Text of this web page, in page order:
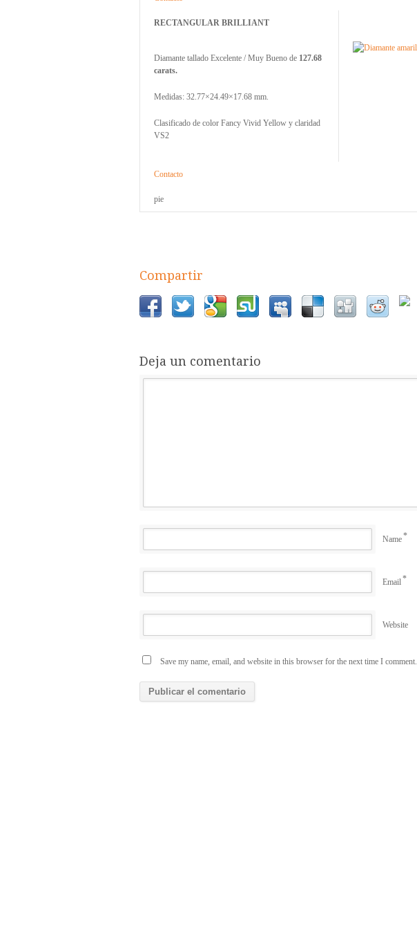
RECTANGULAR BRILLIANT
Diamante tallado Excelente / Muy Bueno de 127.68
carats.
Medidas: 32.77×24.49×17.68 mm.
Clasificado de color Fancy Vivid Yellow y claridad
VS2
Contacto
pie
Compartir
Deja un comentario
Name*
Email*
Website
Save my name, email, and website in this browser for the next time I comment.